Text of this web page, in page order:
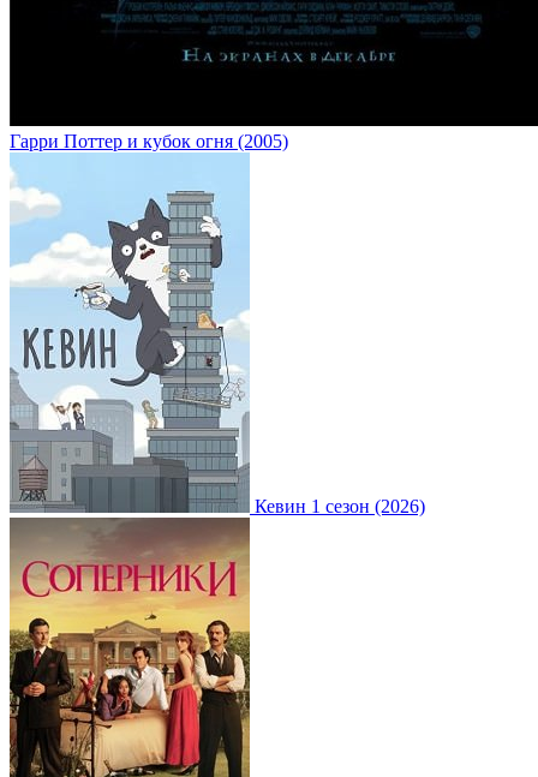
Гарри Поттер и кубок огня (2005)
Кевин 1 сезон (2026)